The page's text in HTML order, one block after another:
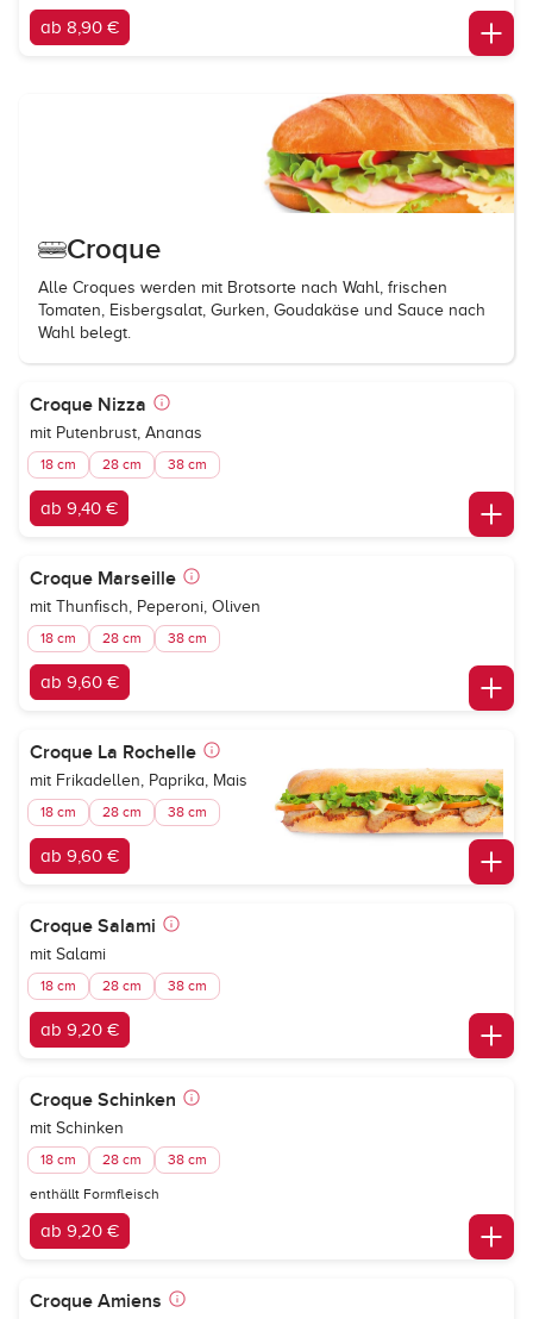
ab 8,90 €
Croque
Alle Croques werden mit Brotsorte nach Wahl, frischen
Tomaten, Eisbergsalat, Gurken, Goudakäse und Sauce nach
Wahl belegt.
Croque Nizza
mit Putenbrust, Ananas
18 cm 28 cm 38 cm
ab 9,40 €
Croque Marseille
mit Thunfisch, Peperoni, Oliven
18 cm 28 cm 38 cm
ab 9,60 €
Croque La Rochelle
mit Frikadellen, Paprika, Mais
18 cm 28 cm 38 cm
ab 9,60 €
Croque Salami
mit Salami
18 cm 28 cm 38 cm
ab 9,20 €
Croque Schinken
mit Schinken
18 cm 28 cm 38 cm
enthällt Formfleisch
ab 9,20 €
Croque Amiens